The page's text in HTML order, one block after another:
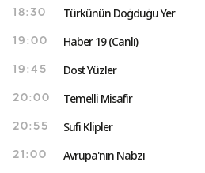
18:30 Türkünün Doğduğu Yer
19:00 Haber 19 (Canlı)
19:45 Dost Yüzler
20:00 Temelli Misafir
20:55 Sufi Klipler
21:00 Avrupa'nın Nabzı